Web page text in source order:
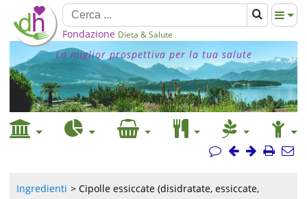
Fondazione Dieta & Salute
La miglior prospettiva per la tua salute
Ingredienti
Cipolle essiccate (disidratate, essiccate,